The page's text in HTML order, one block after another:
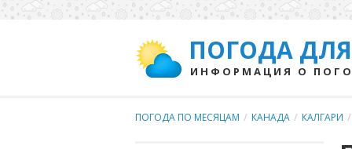
ПОГОДА
ИНФОРМАЦИЯ О
ПОГОДА ПО МЕСЯЦАМ / КАНАДА / КАЛГАРИ /